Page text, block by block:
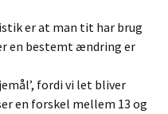
er at man tit har brug
en bestemt ændring er
fordi vi let bliver
en forskel mellem 13 og